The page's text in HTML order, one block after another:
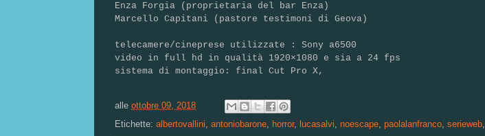
Enza Forgia (proprietaria del bar Enza)
Marcello Capitani (pastore testimoni di Geova)
telecamere/cineprese utilizzate : Sony a6500
video in full hd in qualità 1920×1080 e sia a 24 fps
sistema di montaggio: final Cut Pro X,
alle ottobre 09, 2018
Etichette: albertovallini, antoniobarone, horror, lucasalvi, noescape, paolalanfranco, serieweb,